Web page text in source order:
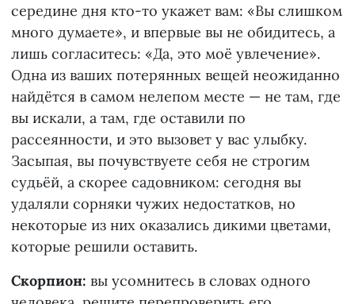
середине дня кто-то укажет вам: «Вы слишком
много думаете», и впервые вы не обидитесь, а
лишь согласитесь: «Да, это моё увлечение».
Одна из ваших потерянных вещей неожиданно
найдётся в самом нелепом месте — не там, где
вы искали, а там, где оставили по
рассеянности, и это вызовет у вас улыбку.
Засыпая, вы почувствуете себя не строгим
судьёй, а скорее садовником: сегодня вы
удаляли сорняки чужих недостатков, но
некоторые из них оказались дикими цветами,
которые решили оставить.
Скорпион: вы усомнитесь в словах одного